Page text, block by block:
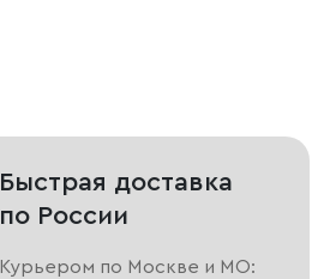
Быстрая доставка
по России
Курьером по Москве и МО: